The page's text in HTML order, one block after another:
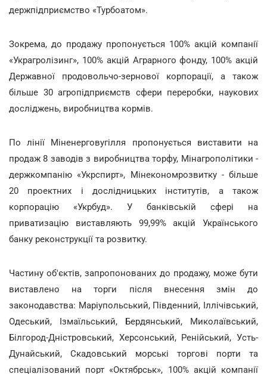
держпідприємство «Турбоатом».
Зокрема, до продажу пропонується 100% акцій компанії
«Украгролізинг», 100% акцій Аграрного фонду, 100% акцій
Державної продовольчо-зернової корпорації, а також
більше 30 агропідприємств сфери переробки, наукових
досліджень, виробництва кормів.
По лінії Міненерговугілля пропонується виставити на
продаж 8 заводів з виробництва торфу, Мінагрополітики -
держкомпанію «Укрспирт», Мінекономрозвитку - більше
20 проектних і дослідницьких інститутів, а також
корпорацію «Укрбуд». У банківській сфері на
приватизацію виставляють 99,99% акцій Українського
банку реконструкції та розвитку.
Частину об'єктів, запропонованих до продажу, може бути
виставлено на торги після внесення змін до
законодавства: Маріупольський, Південний, Іллічівський,
Одеський, Ізмаїльський, Бердянський, Миколаївський,
Білгород-Дністровський, Херсонський, Ренійський, Усть-
Дунайський, Скадовський морські торгові порти та
спеціалізований порт «Октябрськ», 100% акцій компанії